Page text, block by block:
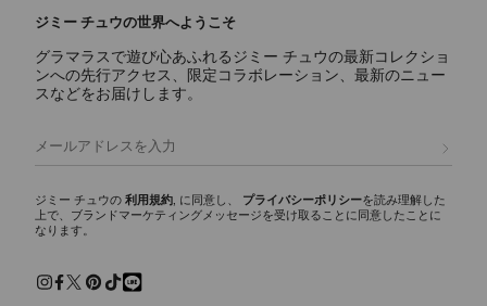
ルバッグ、ミニバッグ、クラッチバッグなどを取り揃えた、レディース
バッグコレクションをご覧ください。クラシックな定番デザインから洗
練されたモダンなスタイルまで、ジミー チュウのバッグは上質なレザ
ーやスエードなど、贅沢な素材で熟練の技によって仕上げられていま
す。ブランドを象徴するショルダーバッグのCINCH(シンチ)やDIAMOND
デザインを象徴する代表的なシグネチャーです。
シーズンを通して活躍するワードローブの必需品。ブランドのクラシッ
クなトートバッグは、あらゆるシーンでご使用いただけます。シグネチ
ャースタイルのDIAMOND TOTE(ダイヤモンド トート)は、イタリア製レ
など豊富なバリエーションで展開。大容量のゆとりあるデザインで、通
ジミー チュウの世界へようこそ
グラマラスで遊び心あふれるジミー チュウの最新コレクショ
ンへの先行アクセス、限定コラボレーション、最新のニュー
スなどをお届けします。
ジミー チュウの 利用規約, に同意し、 プライバシーポリシーを読み理解した
上で、ブランドマーケティングメッセージを受け取ることに同意したことに
なります。